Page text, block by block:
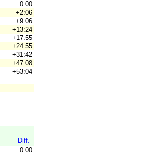
0:00
+2:06
+9:06
+13:24
+17:55
+24:55
+31:42
+47:08
+53:04
Diff.
0:00